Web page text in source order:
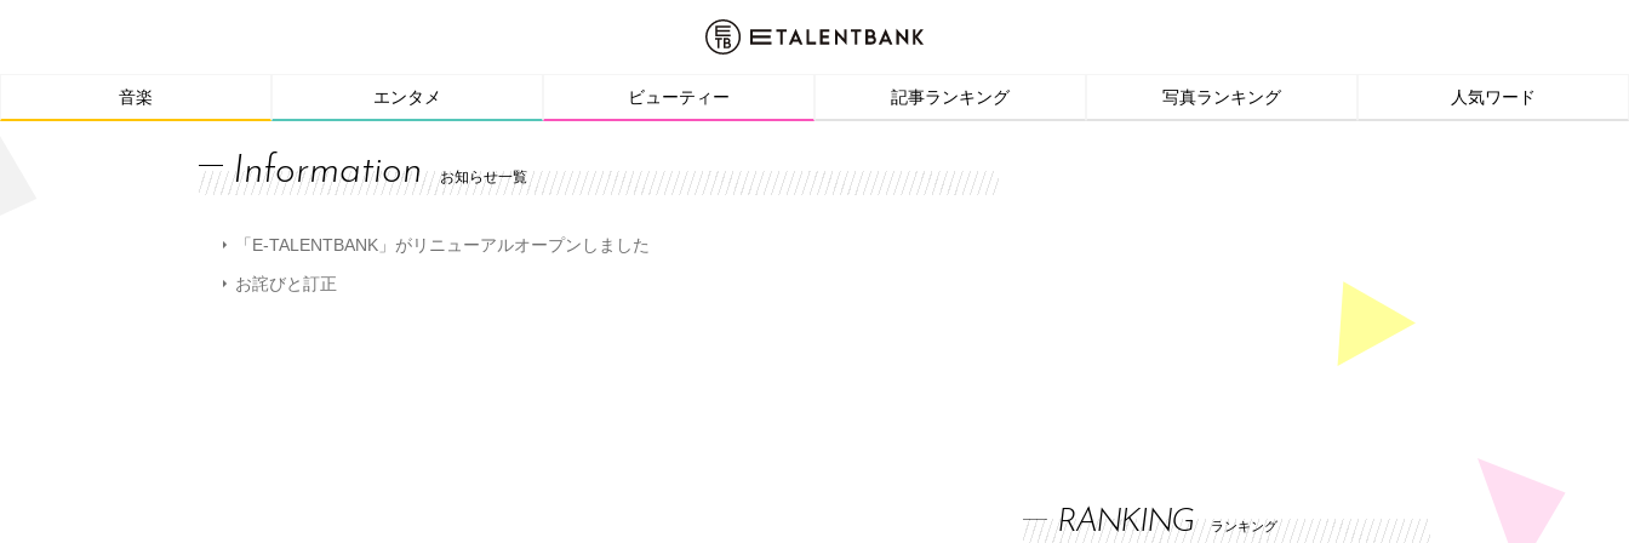
音楽 エンタメ ビューティー 記事ランキング 写真ランキング 人気ワード
Information お知らせ一覧
「E-TALENTBANK」がリニューアルオープンしました
お詫びと訂正
RANKING ランキング